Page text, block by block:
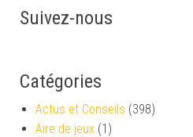
Suivez-nous
Catégories
Actus et Conseils (398)
Aire de jeux (1)